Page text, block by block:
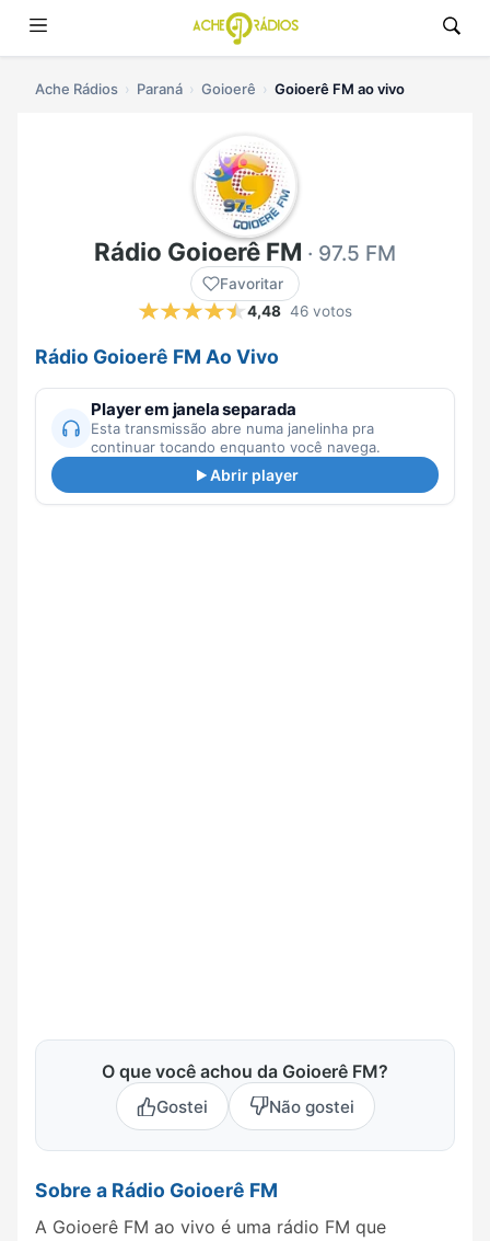
Ache Rádios Paraná Goioerê Goioerê FM ao vivo
Rádio Goioerê FM · 97.5 FM
Favoritar
4,48 46 votos
Rádio Goioerê FM Ao Vivo
Player em janela separada
Esta transmissão abre numa janelinha pra
continuar tocando enquanto você navega.
Abrir player
O que você achou da Goioerê FM?
Gostei Não gostei
Sobre a Rádio Goioerê FM
A Goioerê FM ao vivo é uma rádio FM que